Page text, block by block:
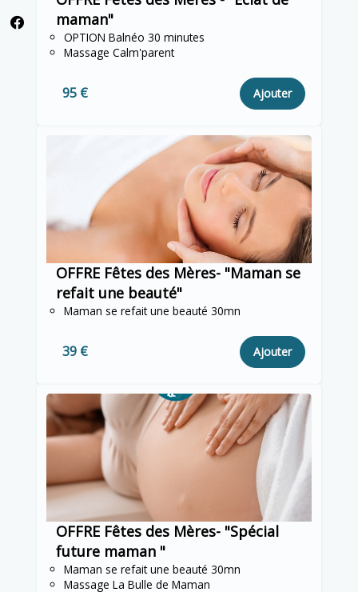
maman"
OPTION Balnéo 30 minutes
Massage Calm'parent
95 € Ajouter
OFFRE Fêtes des Mères- "Maman se
refait une beauté"
Maman se refait une beauté 30mn
39 € Ajouter
OFFRE Fêtes des Mères- "Spécial
future maman "
Maman se refait une beauté 30mn
Massage La Bulle de Maman